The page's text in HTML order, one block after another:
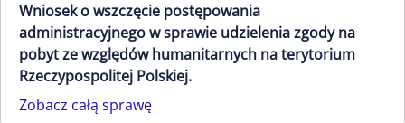
Wniosek o wszczęcie postępowania
administracyjnego w sprawie udzielenia zgody na
pobyt ze względów humanitarnych na terytorium
Rzeczypospolitej Polskiej.
Zobacz całą sprawę